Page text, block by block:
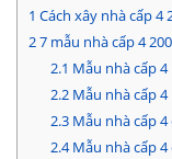
1 Cách xây nhà cấp 4
27 mẫu nhà cấp 4
2.1 Mẫu nhà cấp
2.2Mẫu nhà cấp
2.3Mẫu nhà cấp 4
2.4Mẫu nhà cấp 4